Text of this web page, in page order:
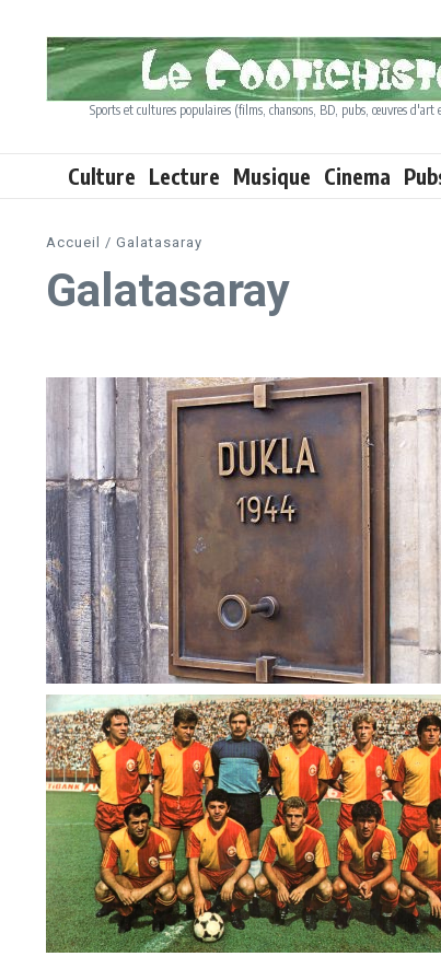
Sports et cultures populaires (films, chansons, BD, pubs, œuvres d'art
Culture Lecture Musique Cinema
Accueil / Galatasaray
Galatasaray